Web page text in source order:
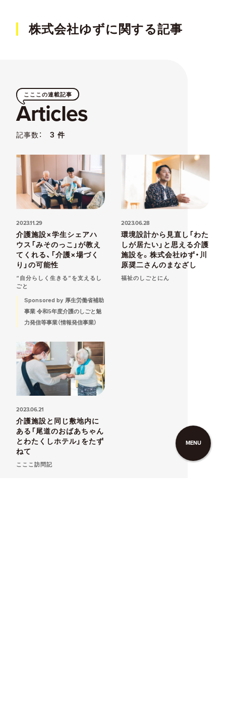
株式会社ゆずに関する記事
こここの連載記事
Articles
記事数：3 件
2023.11.29
介護施設×学生シェアハ
ウス「みそのっこ」が教え
てくれる、「介護×場づく
り」の可能性
“自分らしく生きる”を支えるし
ごと
Sponsored by 厚生労働省補助
事業 令和5年度介護のしごと魅
力発信等事業（情報発信事業）
2023.06.28
環境設計から見直し「わた
しが居たい」と思える介護
施設を。株式会社ゆず・川
原奨二さんのまなざし
福祉のしごとにん
2023.06.21
介護施設と同じ敷地内に
ある「尾道のおばあちゃん
とわたくしホテル」をたず
ねて
こここ訪問記
MENU